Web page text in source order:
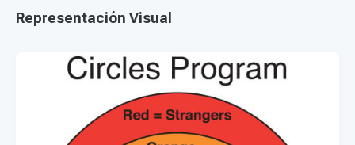
Representación Visual